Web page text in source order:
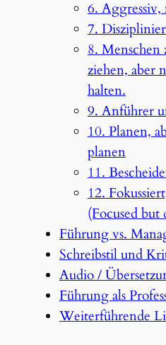
6. Aggressiv,
7.
8. Menschen
ziehen, aber
halten.
9. Anführer
10. Planen,
planen
11.
12.
(Focused but
Führung vs.
Schreibstil und
Audio /
Führung als
Weiterführende